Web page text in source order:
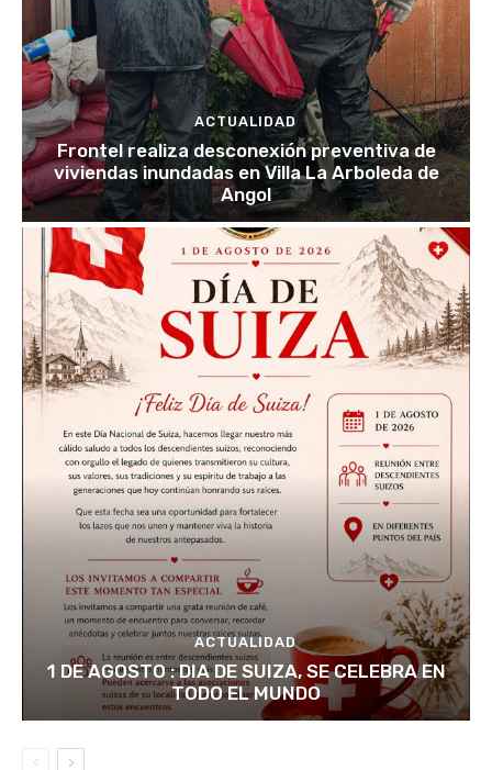
ACTUALIDAD
Frontel realiza desconexión preventiva de
viviendas inundadas en Villa La Arboleda de
Angol
ACTUALIDAD
1 DE AGOSTO : DIA DE SUIZA, SE CELEBRA EN
TODO EL MUNDO